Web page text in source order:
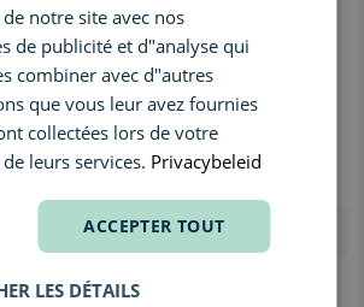
Spray
Le Male Deodorant Stick
€ 39,60
notre site avec nos
de publicité et d"analyse qui
combiner avec d"autres
que vous leur avez fournies
collectées lors de votre
leurs services. Privacybeleid
ACCEPTER TOUT
LES DÉTAILS